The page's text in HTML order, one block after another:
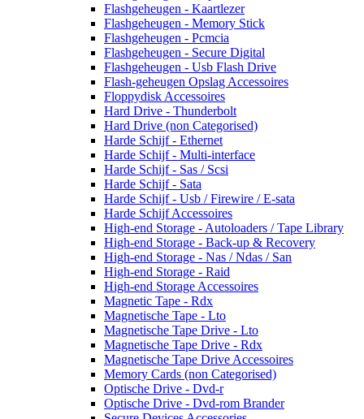
Flashgeheugen - Kaartlezer
Flashgeheugen - Memory Stick
Flashgeheugen - Pcmcia
Flashgeheugen - Secure Digital
Flashgeheugen - Usb Flash Drive
Flash-geheugen Opslag Accessoires
Floppydisk Accessoires
Hard Drive - Thunderbolt
Hard Drive (non Categorised)
Harde Schijf - Ethernet
Harde Schijf - Multi-interface
Harde Schijf - Sas / Scsi
Harde Schijf - Sata
Harde Schijf - Usb / Firewire / E-sata
Harde Schijf Accessoires
High-end Storage - Autoloaders / Tape Library
High-end Storage - Back-up & Recovery
High-end Storage - Nas / Ndas / San
High-end Storage - Raid
High-end Storage Accessoires
Magnetic Tape - Rdx
Magnetische Tape - Lto
Magnetische Tape Drive - Lto
Magnetische Tape Drive - Rdx
Magnetische Tape Drive Accessoires
Memory Cards (non Categorised)
Optische Drive - Dvd-r
Optische Drive - Dvd-rom Brander